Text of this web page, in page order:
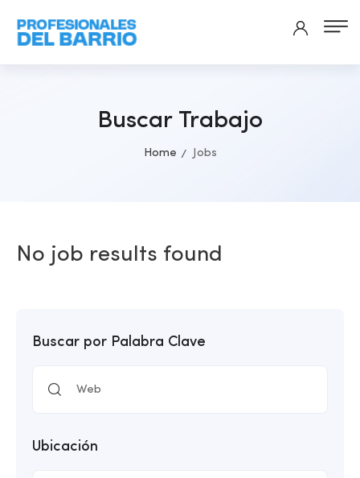
Buscar Trabajo
Home Jobs
Buscar por Palabra Clave
Ubicación
No job results found